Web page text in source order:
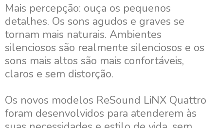
Mais percepção: ouça os pequenos
detalhes. Os sons agudos e graves se
tornam mais naturais. Ambientes
silenciosos são realmente silenciosos e os
sons mais altos são mais confortáveis,
claros e sem distorção.
Os novos modelos ReSound LiNX Quattro
foram desenvolvidos para atenderem às